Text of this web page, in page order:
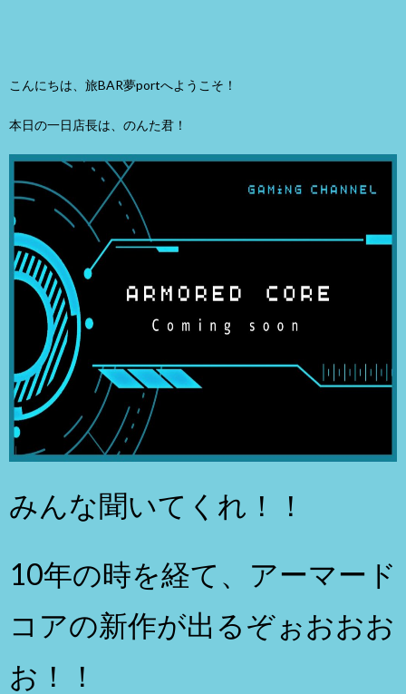
こんにちは、旅BAR夢portへようこそ！
本日の一日店長は、のんた君！
みんな聞いてくれ！！
10年の時を経て、アーマード
コアの新作が出るぞぉおおお
お！！